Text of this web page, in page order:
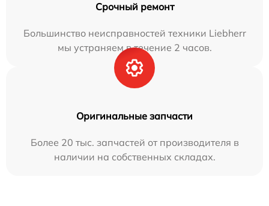
Срочный ремонт
Большинство неисправностей техники Liebherr
мы устраняем в течение 2 часов.
Оригинальные запчасти
Более 20 тыс. запчастей от производителя в
наличии на собственных складах.